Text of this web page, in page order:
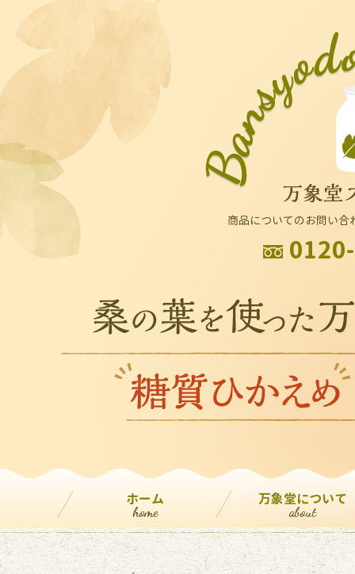
商品についてのお問い合
ホーム
home
万象堂について
about